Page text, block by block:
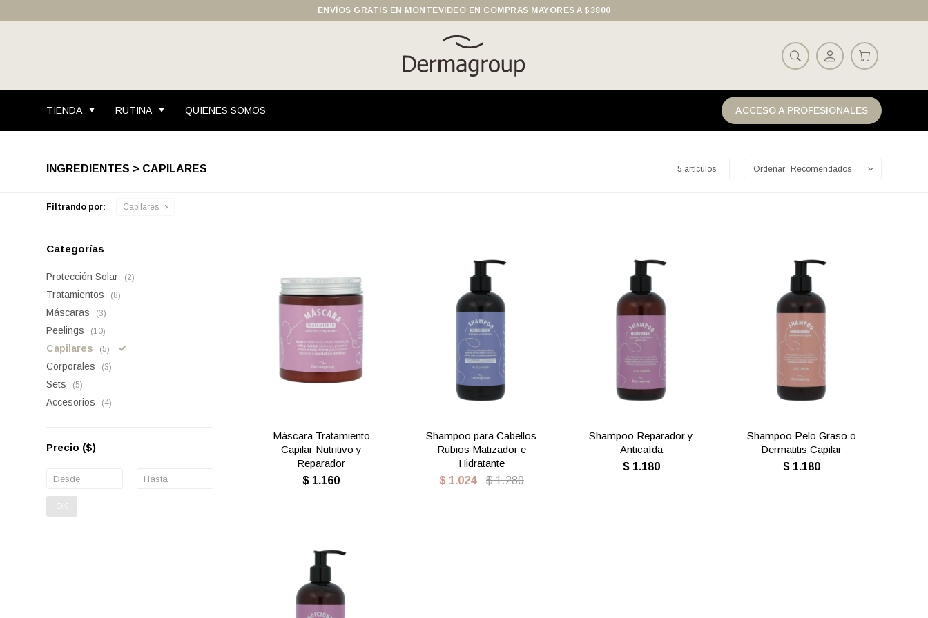
TIENDA RUTINA QUIENES SOMOS ACCESO A PROFESIONALES
ENVÍOS GRATIS EN MONTEVIDEO EN COMPRAS MAYORES A $3800
INGREDIENTES > CAPILARES 5 artículos Recomendados
Filtrando por: Capilares
Máscara Tratamiento
Capilar Nutritivo y
Reparador
$ 1.160
Shampoo para Cabellos
Rubios Matizador e
Hidratante
$ 1.024 $ 1.280
Shampoo Reparador y
Anticaída
$ 1.180
Shampoo Pelo Graso o
Dermatitis Capilar
$ 1.180
Categorías
Protección Solar (2)
Tratamientos (8)
Máscaras (3)
Peelings (10)
Capilares (5)
Corporales (3)
Sets (5)
Accesorios (4)
Precio ($)
OK